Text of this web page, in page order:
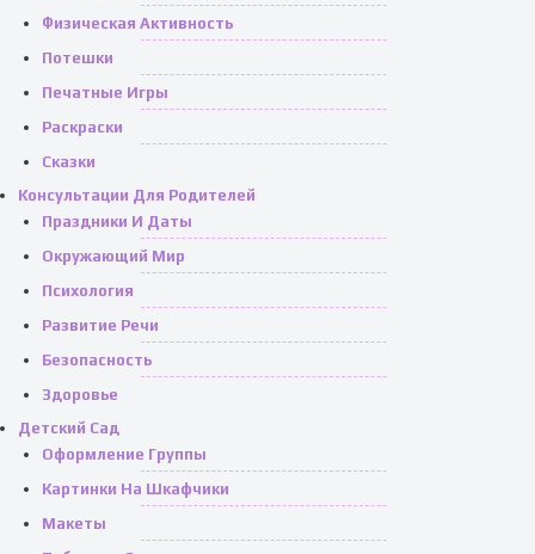
Физическая Активность
Потешки
Печатные Игры
Раскраски
Сказки
Консультации Для Родителей
Праздники И Даты
Окружающий Мир
Психология
Развитие Речи
Безопасность
Здоровье
Детский Сад
Оформление Группы
Картинки На Шкафчики
Макеты